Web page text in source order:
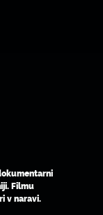
Filmu
v naravi.